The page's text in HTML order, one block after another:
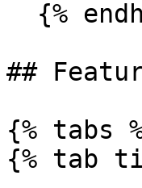
##
{% tabs
{% tab